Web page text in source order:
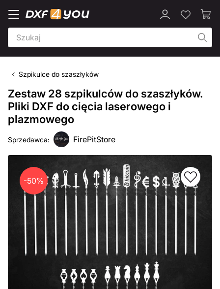
Szpikulce do szaszłyków
Zestaw 28 szpikulców do szaszłyków.
Pliki DXF do cięcia laserowego i
plazmowego
Sprzedawca: FirePitStore
-50%